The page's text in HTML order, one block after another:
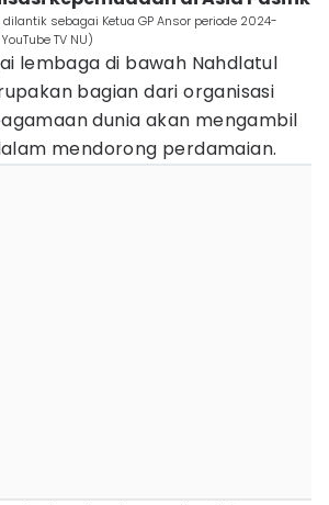
sebagai Ketua GP Ansor periode 2024-
TV NU)
lembaga di bawah Nahdlatul
bagian dari organisasi
dunia akan mengambil
mendorong perdamaian.